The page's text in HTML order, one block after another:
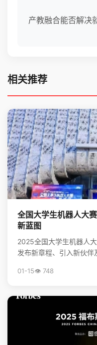
产教融合能否解决
相关推荐
全国大学生机器人大
新蓝图
2025全国大学生机器人
发布新章程、引入新伙伴
01-15👁️ 748